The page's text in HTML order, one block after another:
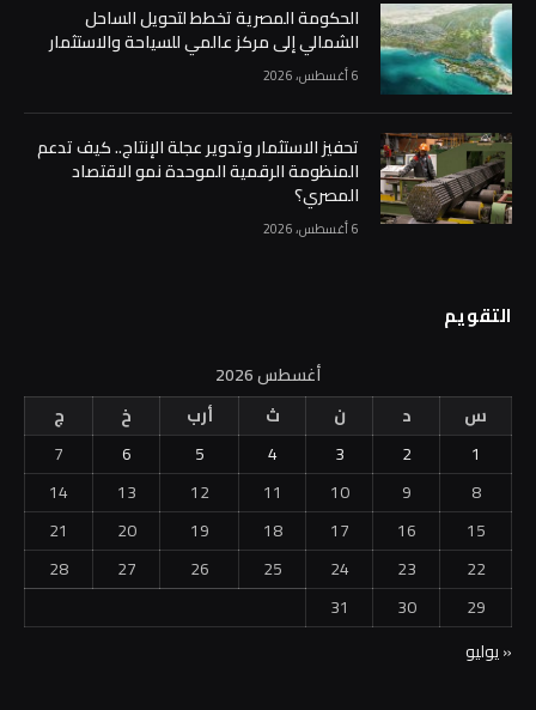
الحكومة المصرية تخطط لتحويل الساحل
الشمالي إلى مركز عالمي للسياحة والاستثمار
6 أغسطس، 2026
تحفيز الاستثمار وتدوير عجلة الإنتاج.. كيف تدعم
المنظومة الرقمية الموحدة نمو الاقتصاد
المصري؟
6 أغسطس، 2026
التقويم
أغسطس 2026
س
د ن ث أرب خ
ج
1
2
3
4
5
6
7
8
9
10
11
12
13
14
15
16
17
18
19
20
21
22
23
24
25
26
27
28
29
30
31
« يوليو